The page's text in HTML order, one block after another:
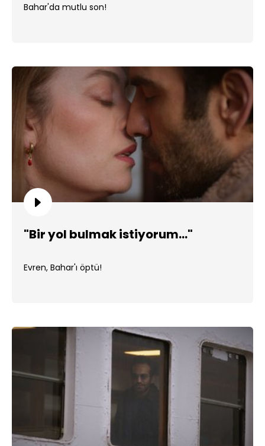
Bahar'da mutlu son!
"Bir yol bulmak istiyorum..."
Evren, Bahar'ı öptü!